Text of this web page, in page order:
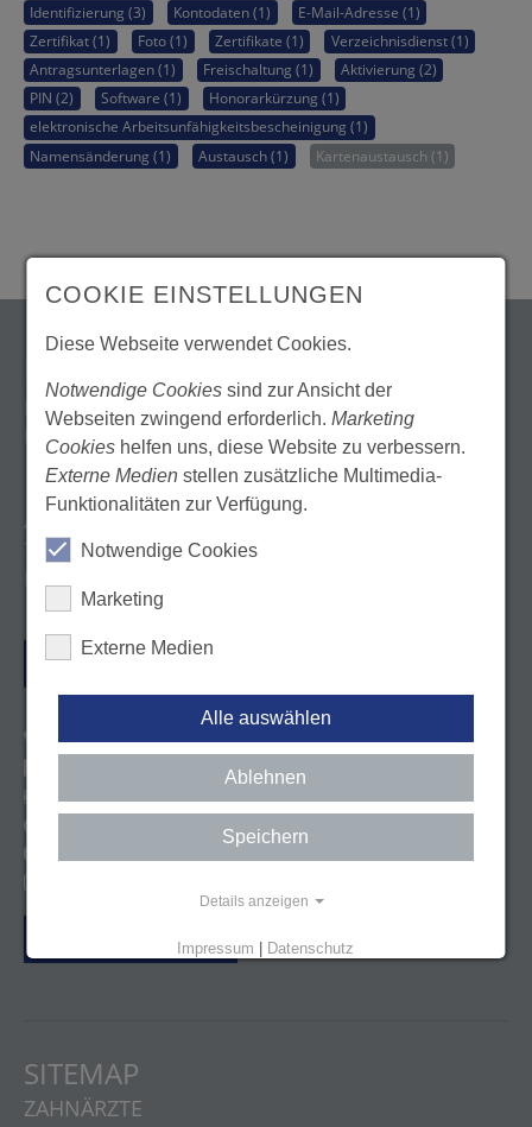
Identifizierung (3)
Kontodaten (1)
E-Mail-Adresse (1)
Zertifikat (1)
Foto (1) Zertifikate (1)
Verzeichnisdienst (1)
Antragsunterlagen (1)
Freischaltung (1)
Aktivierung (2)
PIN (2)
Software (1)
Honorarkürzung (1)
elektronische Arbeitsunfähigkeitsbescheinigung (1)
Namensänderung (1)
Austausch (1) Kartenaustausch (1)
Landeszahnärztekammer Baden-Württemberg
Körperschaft des öffentlichen Rechts
Albstadtweg 9
70567 Stuttgart
ANFAHRT
Tel. 0711 22845-0
E-Mail: info@lzk-bw.de
http://facebook.com/lzkbw
http://youtube.com/user/lzkbw
Vertrag widerrufen
SITEMAP
ZAHNÄRZTE
COOKIE EINSTELLUNGEN
Diese Webseite verwendet Cookies.
Notwendige Cookiessind zur Ansicht der
Webseiten zwingend erforderlich.Marketing
Cookies helfen uns, diese Website zu verbessern.
Externe Medienstellen zusätzliche Multimedia-
Funktionalitäten zur Verfügung.
Notwendige Cookies
Marketing
Externe Medien
Alle auswählen
Ablehnen
Speichern
Details anzeigen
Impressum Datenschutz